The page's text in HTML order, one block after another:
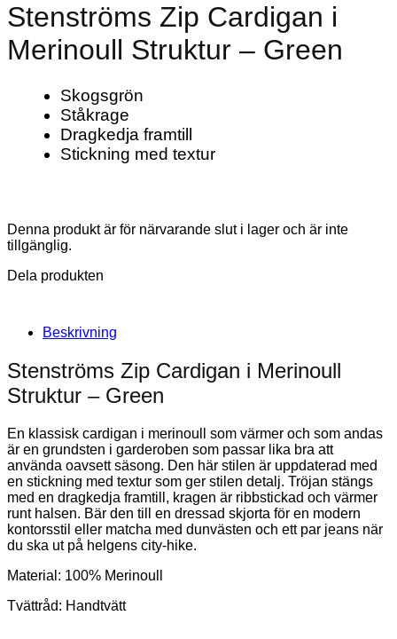
Stenströms Zip Cardigan i
Merinoull Struktur – Green
Skogsgrön
Ståkrage
Dragkedja framtill
Stickning med textur
Denna produkt är för närvarande slut i lager och är inte
tillgänglig.
Dela produkten
Beskrivning
Stenströms Zip Cardigan i Merinoull
Struktur – Green
En klassisk cardigan i merinoull som värmer och som andas
är en grundsten i garderoben som passar lika bra att
använda oavsett säsong. Den här stilen är uppdaterad med
en stickning med textur som ger stilen detalj. Tröjan stängs
med en dragkedja framtill, kragen är ribbstickad och värmer
runt halsen. Bär den till en dressad skjorta för en modern
kontorsstil eller matcha med dunvästen och ett par jeans när
du ska ut på helgens city-hike.
Material: 100% Merinoull
Tvättråd: Handtvätt